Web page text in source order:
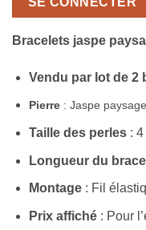
Bracelets jaspe
Vendu par lot de 2
Pierre: Jaspe paysage
Taille des perles: 4
Longueur du
Montage: Fil
Prix affiché: Pour